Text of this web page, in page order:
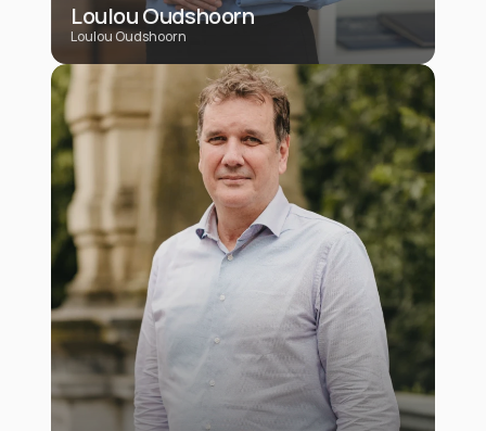
Loulou Oudshoorn
Loulou Oudshoorn